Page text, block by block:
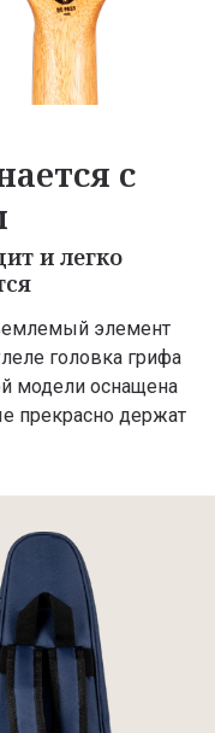
с
и легко
элемент
головка грифа
модели оснащена
прекрасно держат